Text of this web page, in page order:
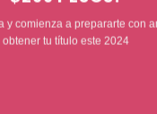
y comienza a prepararte con
obtener tu título este 2024